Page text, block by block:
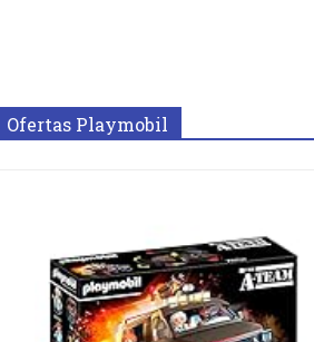
Ofertas Playmobil